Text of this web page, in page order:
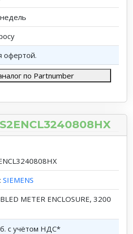
офертой.
по Partnumber
: SIEMENS
METER ENCLOSURE, 3200
с учётом НДС*